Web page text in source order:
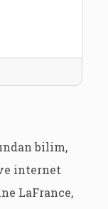
bilim,
internet
LaFrance,